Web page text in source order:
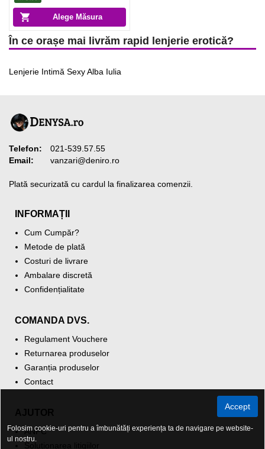
Alege Măsura
În ce orașe mai livrăm rapid lenjerie erotică?
Lenjerie Intimă Sexy Alba Iulia
Telefon:
021-539.57.55
Email:
vanzari@deniro.ro
Plată securizată cu cardul la finalizarea comenzii.
INFORMAȚII
Cum Cumpăr?
Metode de plată
Costuri de livrare
Ambalare discretă
Confidențialitate
COMANDA DVS.
Regulament Vouchere
Returnarea produselor
Garanția produselor
Contact
ANPC
Accept
Folosim cookie-uri pentru a îmbunătăți experiența ta de navigare pe website-
ul nostru.